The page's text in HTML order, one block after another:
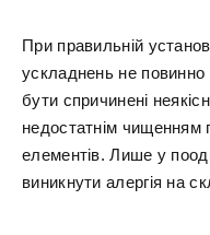
При правильній
ускладнень не
бути спричинені
недостатнім чищенням
елементів. Лише у
виникнути алергія на